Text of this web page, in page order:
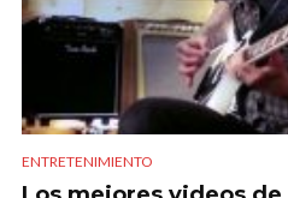
ENTRETENIMIENTO